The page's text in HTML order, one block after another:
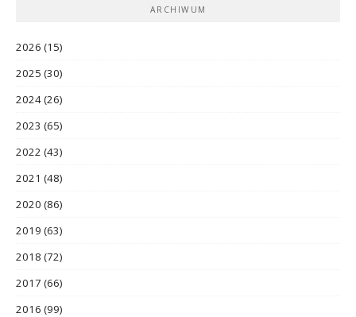
ARCHIWUM
2026 (15)
2025 (30)
2024(26)
2023 (65)
2022 (43)
2021 (48)
2020 (86)
2019 (63)
2018 (72)
2017 (66)
2016 (99)